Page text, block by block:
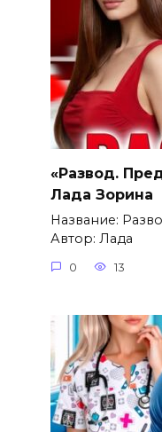
«Развод.
Лада Зорина
Название:
Автор: Лада
0 13